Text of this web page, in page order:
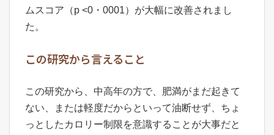
ムスコア（p <0・0001）が大幅に改善されまし
た。
この研究から言えること
この研究から、中高年の方で、肥満がまだ起きて
ない、または軽度だからといって油断せず、ちょ
っとしたカロリー制限を意識することが大事だと